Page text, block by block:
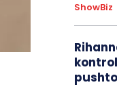
ShowBiz